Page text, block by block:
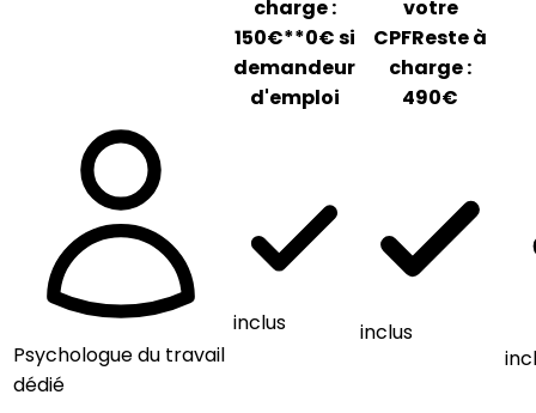
charge :
150€**0€ si
demandeur
d'emploi
votre
CPFReste à
charge :
490€
Psychologue du travail
dédié
inclus
inclus